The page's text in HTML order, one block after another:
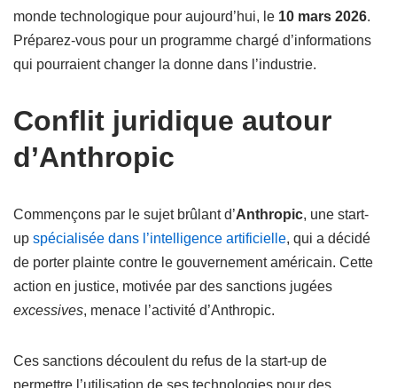
monde technologique pour aujourd’hui, le 10 mars 2026.
Préparez-vous pour un programme chargé d’informations
qui pourraient changer la donne dans l’industrie.
Conflit juridique autour
d’Anthropic
Commençons par le sujet brûlant d’Anthropic, une start-
up spécialisée dans l’intelligence artificielle, qui a décidé
de porter plainte contre le gouvernement américain. Cette
action en justice, motivée par des sanctions jugées
excessives, menace l’activité d’Anthropic.
Ces sanctions découlent du refus de la start-up de
permettre l’utilisation de ses technologies pour des